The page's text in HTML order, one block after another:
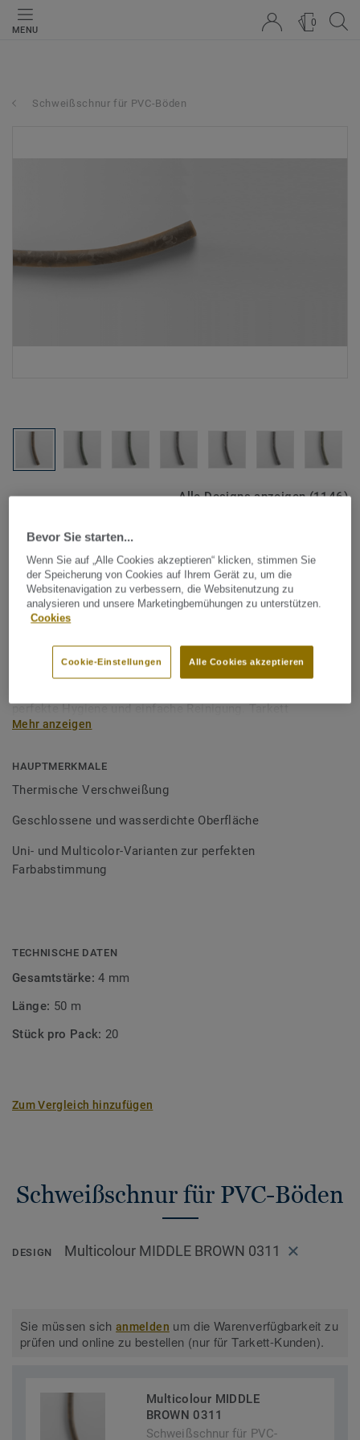
MENU
0
Schweißschnur für PVC-Böden
Alle Designs anzeigen (1146)
Tarkett Zubehör Komplettsortiment
Schweißschnur für PVC-Böden
- Multicolour MIDDLE
BROWN 0311
zweier PVC-Bahnen verwendet und sorgen für eine
perfekte Hygiene und einfache Reinigung. Tarkett
Schweißschnüre sind erhältlich in den Varianten Uni und
Bodenbelagssortiment abgestimmt. Durch die Verwendung
von Kontrastfarben lassen sich auch besondere
Mehr anzeigen
HAUPTMERKMALE
Thermische Verschweißung
Geschlossene und wasserdichte Oberfläche
Uni- und Multicolor-Varianten zur perfekten
Farbabstimmung
TECHNISCHE DATEN
Gesamtstärke:4 mm
Länge: 50 m
Stück pro Pack: 20
Zum Vergleich hinzufügen
Schweißschnur für PVC-Böden
DESIGN Multicolour MIDDLE BROWN 0311
Sie müssen sichanmelden um die Warenverfügbarkeit zu
prüfen und online zu bestellen (nur für Tarkett-Kunden).
Multicolour MIDDLE
BROWN 0311
Schweißschnur für PVC-
Bevor Sie starten...
Wenn Sie auf „Alle Cookies akzeptieren“ klicken, stimmen Sie
der Speicherung von Cookies auf Ihrem Gerät zu, um die
Websitenavigation zu verbessern, die Websitenutzung zu
analysieren und unsere Marketingbemühungen zu unterstützen.
Cookies
Alle Cookies akzeptieren
Cookie-Einstellungen